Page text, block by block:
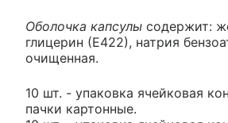
Оболочка капсулы содержит:
глицерин (Е422), натрия
очищенная.
10 шт. - упаковка ячейковая
пачки картонные.